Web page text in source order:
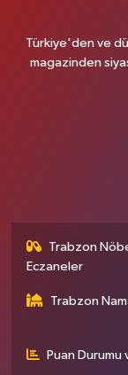
Türkiye'den ve
magazinden
Trabzon
Eczaneler
Trabzon
Puan Durumu